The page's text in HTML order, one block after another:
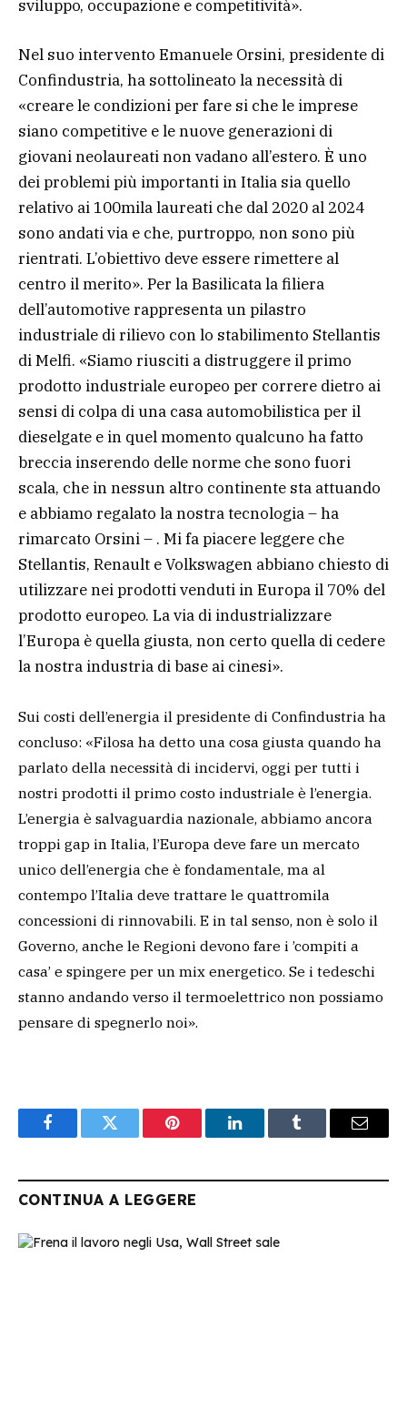
sviluppo, occupazione e competitività».
Nel suo intervento Emanuele Orsini, presidente di
Confindustria, ha sottolineato la necessità di
«creare le condizioni per fare si che le imprese
siano competitive e le nuove generazioni di
giovani neolaureati non vadano all’estero. È uno
dei problemi più importanti in Italia sia quello
relativo ai 100mila laureati che dal 2020 al 2024
sono andati via e che, purtroppo, non sono più
rientrati. L’obiettivo deve essere rimettere al
centro il merito». Per la Basilicata la filiera
dell’automotive rappresenta un pilastro
industriale di rilievo con lo stabilimento Stellantis
di Melfi. «Siamo riusciti a distruggere il primo
prodotto industriale europeo per correre dietro ai
sensi di colpa di una casa automobilistica per il
dieselgate e in quel momento qualcuno ha fatto
breccia inserendo delle norme che sono fuori
scala, che in nessun altro continente sta attuando
e abbiamo regalato la nostra tecnologia – ha
rimarcato Orsini – . Mi fa piacere leggere che
Stellantis, Renault e Volkswagen abbiano chiesto di
utilizzare nei prodotti venduti in Europa il 70% del
prodotto europeo. La via di industrializzare
l’Europa è quella giusta, non certo quella di cedere
la nostra industria di base ai cinesi».
Sui costi dell’energia il presidente di Confindustria ha
concluso: «Filosa ha detto una cosa giusta quando ha
parlato della necessità di incidervi, oggi per tutti i
nostri prodotti il primo costo industriale è l’energia.
L’energia è salvaguardia nazionale, abbiamo ancora
troppi gap in Italia, l’Europa deve fare un mercato
unico dell’energia che è fondamentale, ma al
contempo l’Italia deve trattare le quattromila
concessioni di rinnovabili. E in tal senso, non è solo il
Governo, anche le Regioni devono fare i ’compiti a
casa’ e spingere per un mix energetico. Se i tedeschi
stanno andando verso il termoelettrico non possiamo
pensare di spegnerlo noi».
FacebookTwitter Pinterest LinkedInTumblr Email
CONTINUA A LEGGERE